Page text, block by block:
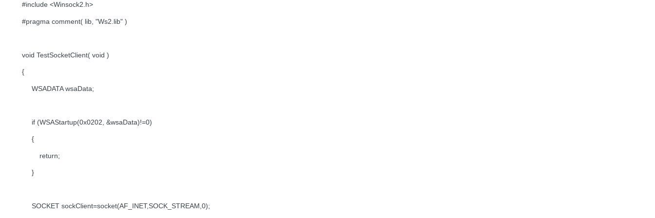
#include <Winsock2.h>
#pragma comment( lib, "Ws2.lib" )
void TestSocketClient( void )
{
WSADATA wsaData;
if (WSAStartup(0x0202, &wsaData)!=0)
{
return;
}
SOCKET sockClient=socket(AF_INET,SOCK_STREAM,0);